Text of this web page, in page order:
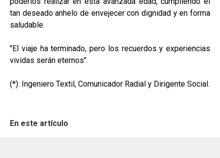
tan deseado anhelo de envejecer con dignidad y en forma
saludable.
"El viaje ha terminado, pero los recuerdos y experiencias
vividas serán eternos".
(*): Ingeniero Textil, Comunicador Radial y Dirigente Social.
En este artículo